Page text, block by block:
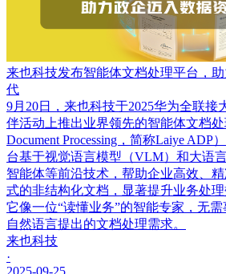
来也科技发布智能体文档处理平台，
代
9月20日，来也科技于2025华为全联
伴活动上推出业界领先的智能体文档处
Document Processing，简称Laiye ADP
台基于视觉语言模型（VLM）和大语
智能体等前沿技术，帮助企业高效、
式的非结构化文档，显著提升业务处理
它像一位“读懂业务”的智能专家，无
自然语言提出的文档处理需求。
来也科技
·
2025-09-25